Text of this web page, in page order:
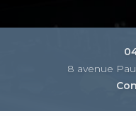
8 avenue